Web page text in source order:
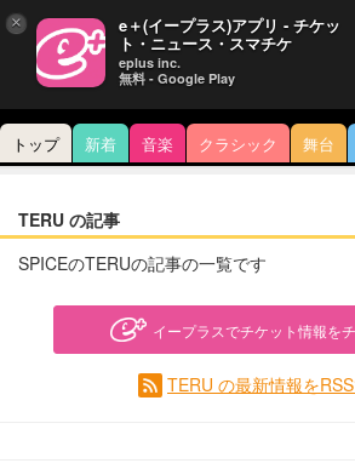
トップ 新着 音楽 クラシック 舞台
TERU の記事
SPICEのTERUの記事の一覧です
イープラスでチケット情報を
TERU の最新情報を
× e＋(イープラス)アプリ - チケッ
ト・ニュース・スマチケ
eplus inc.
無料 - Google Play